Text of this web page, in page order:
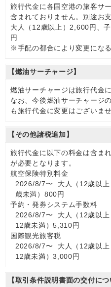
旅行代金に各国空港の旅客サ
含まれておりません。別途お
大人（12歳以上）2,600円、
円
※手配の都合により変更にな
【燃油サーチャージ】
燃油サーチャージは旅行代金
なお、今後燃油サーチャージ
も旅行代金に変更はございませ
【その他諸税追加】
旅行代金に以下の料金は含ま
が必要となります。
航空保険特別料金
2026/8/7〜 大人（12歳以上
歳未満）800円
予約・発券システム手数料
2026/8/7〜 大人（12歳以
12歳未満）5,310円
国際観光旅客税
2026/8/7〜 大人（12歳以
12歳未満）3,000円
【取引条件説明書面の交付につ